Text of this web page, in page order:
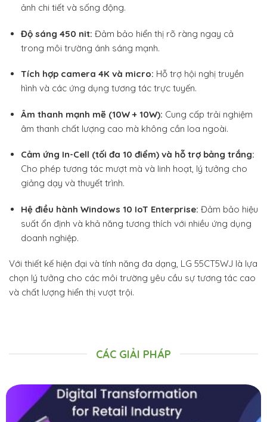
ảnh chi tiết và sống động.
Độ sáng 450 nit: Đảm bảo hiển thị rõ ràng ngay cả
trong môi trường ánh sáng mạnh.
Tích hợp camera 4K và micro: Hỗ trợ hội nghị truyền
hình và các ứng dụng tương tác trực tuyến.
Âm thanh mạnh mẽ (10W + 10W): Cung cấp trải nghiệm
âm thanh chất lượng cao mà không cần loa ngoài.
Cảm ứng In-Cell (tối đa 10 điểm) và hỗ trợ bảng trắng:
Cho phép tương tác mượt mà và linh hoạt, lý tưởng cho
giảng dạy và thuyết trình.
Hệ điều hành Windows 10 IoT Enterprise: Đảm bảo hiệu
suất ổn định và khả năng tương thích với nhiều ứng dụng
doanh nghiệp.
Với thiết kế hiện đại và tính năng đa dạng, LG 55CT5WJ là lựa
chọn lý tưởng cho các môi trường yêu cầu sự tương tác cao
và chất lượng hiển thị vượt trội.
CÁC GIẢI PHÁP